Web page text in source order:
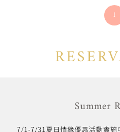
1
Summer
7/1-7/31夏日情緣優惠活動實施